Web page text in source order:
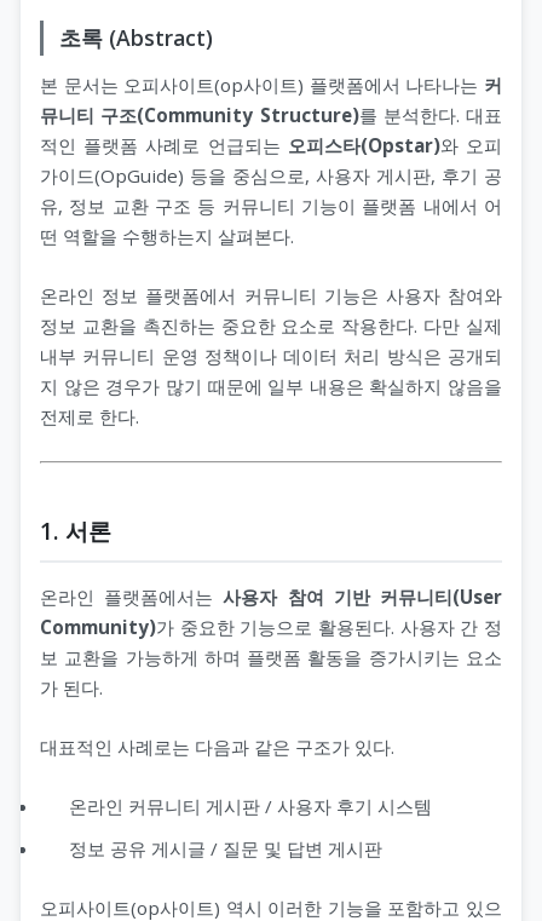
초록 (Abstract)
본 문서는 오피사이트(op사이트) 플랫폼에서 나타나는 커
뮤니티 구조(Community Structure)를 분석한다. 대표
적인 플랫폼 사례로 언급되는 오피스타(Opstar)와 오피
가이드(OpGuide) 등을 중심으로, 사용자 게시판, 후기 공
유, 정보 교환 구조 등 커뮤니티 기능이 플랫폼 내에서 어
떤 역할을 수행하는지 살펴본다.
온라인 정보 플랫폼에서 커뮤니티 기능은 사용자 참여와
정보 교환을 촉진하는 중요한 요소로 작용한다. 다만 실제
내부 커뮤니티 운영 정책이나 데이터 처리 방식은 공개되
지 않은 경우가 많기 때문에 일부 내용은 확실하지 않음을
전제로 한다.
1. 서론
온라인 플랫폼에서는사용자 참여 기반 커뮤니티(User
Community)가 중요한 기능으로 활용된다. 사용자 간 정
보 교환을 가능하게 하며 플랫폼 활동을 증가시키는 요소
가 된다.
대표적인 사례로는 다음과 같은 구조가 있다.
온라인 커뮤니티 게시판 / 사용자 후기 시스템
정보 공유 게시글 / 질문 및 답변 게시판
오피사이트(op사이트) 역시 이러한 기능을 포함하고 있으